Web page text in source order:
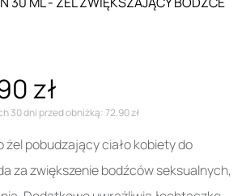
zł
30 dni przed obniżką: 72,90 zł
żel pobudzający ciało kobiety do
za zwiększenie bodźców seksualnych,